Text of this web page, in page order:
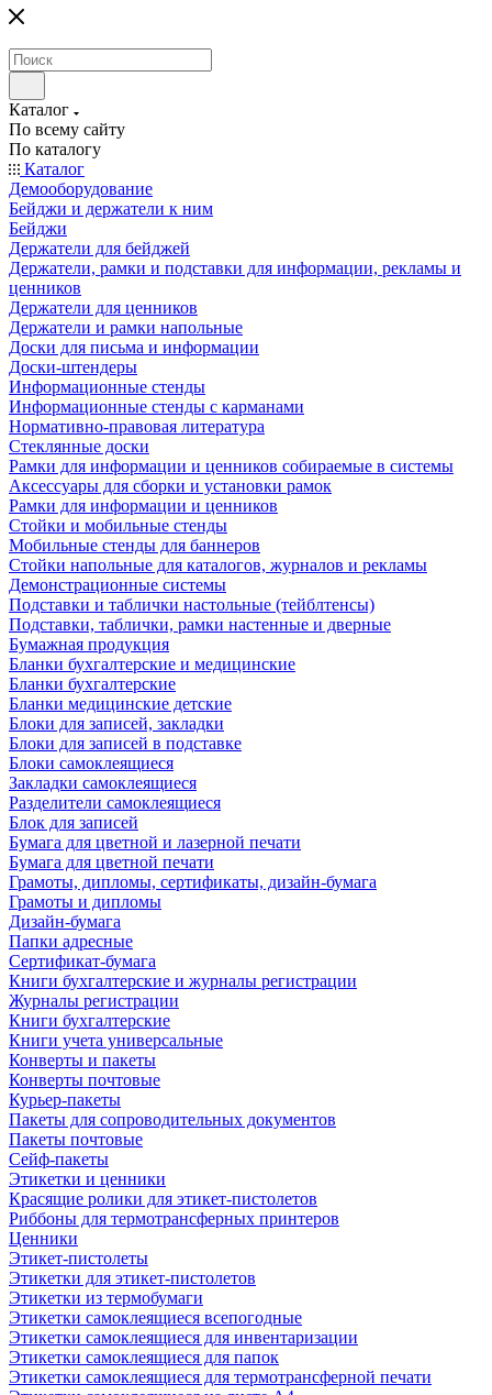
Каталог
По всему сайту
По каталогу
Каталог
Демооборудование
Бейджи и держатели к ним
Бейджи
Держатели для бейджей
Держатели, рамки и подставки для информации, рекламы и
ценников
Держатели для ценников
Держатели и рамки напольные
Доски для письма и информации
Доски-штендеры
Информационные стенды
Информационные стенды с карманами
Нормативно-правовая литература
Стеклянные доски
Рамки для информации и ценников собираемые в системы
Аксессуары для сборки и установки рамок
Рамки для информации и ценников
Стойки и мобильные стенды
Мобильные стенды для баннеров
Стойки напольные для каталогов, журналов и рекламы
Демонстрационные системы
Подставки и таблички настольные (тейблтенсы)
Подставки, таблички, рамки настенные и дверные
Бумажная продукция
Бланки бухгалтерские и медицинские
Бланки бухгалтерские
Бланки медицинские детские
Блоки для записей, закладки
Блоки для записей в подставке
Блоки самоклеящиеся
Закладки самоклеящиеся
Разделители самоклеящиеся
Блок для записей
Бумага для цветной и лазерной печати
Бумага для цветной печати
Грамоты, дипломы, сертификаты, дизайн-бумага
Грамоты и дипломы
Дизайн-бумага
Папки адресные
Сертификат-бумага
Книги бухгалтерские и журналы регистрации
Журналы регистрации
Книги бухгалтерские
Книги учета универсальные
Конверты и пакеты
Конверты почтовые
Курьер-пакеты
Пакеты для сопроводительных документов
Пакеты почтовые
Сейф-пакеты
Этикетки и ценники
Красящие ролики для этикет-пистолетов
Риббоны для термотрансферных принтеров
Ценники
Этикет-пистолеты
Этикетки для этикет-пистолетов
Этикетки из термобумаги
Этикетки самоклеящиеся всепогодные
Этикетки самоклеящиеся для инвентаризации
Этикетки самоклеящиеся для папок
Этикетки самоклеящиеся для термотрансферной печати